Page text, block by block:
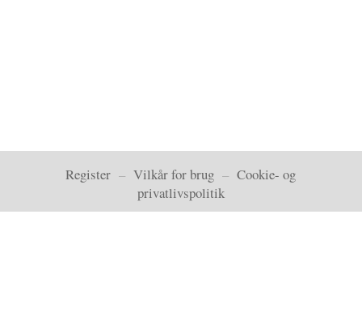
Register –Vilkår for brug –Cookie- og
privatlivspolitik